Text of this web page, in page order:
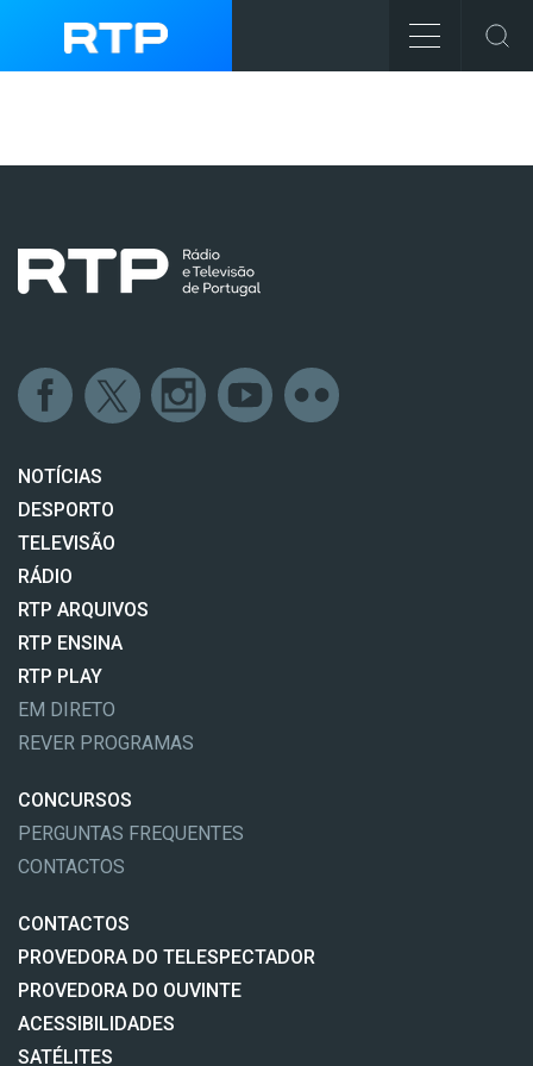
NOTÍCIAS
DESPORTO
TELEVISÃO
RÁDIO
RTP ARQUIVOS
RTP ENSINA
RTP PLAY
EM DIRETO
REVER PROGRAMAS
CONCURSOS
PERGUNTAS FREQUENTES
CONTACTOS
CONTACTOS
PROVEDORA DO TELESPECTADOR
PROVEDORA DO OUVINTE
ACESSIBILIDADES
SATÉLITES